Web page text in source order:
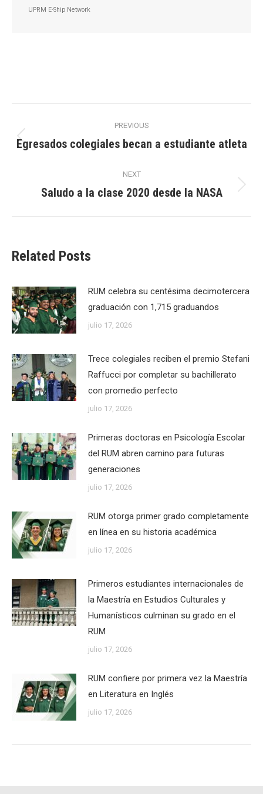
UPRM E-Ship Network
navigation
PREVIOUS
Previous
Egresados colegiales becan a estudiante atleta
NEXT
Next
Saludo a la clase 2020 desde la NASA
Related Posts
RUM celebra su centésima decimotercera
graduación con 1,715 graduandos
julio 17, 2026
Trece colegiales reciben el premio Stefani
Raffucci por completar su bachillerato
con promedio perfecto
julio 17, 2026
Primeras doctoras en Psicología Escolar
del RUM abren camino para futuras
generaciones
julio 17, 2026
RUM otorga primer grado completamente
en línea en su historia académica
julio 17, 2026
Primeros estudiantes internacionales de
la Maestría en Estudios Culturales y
Humanísticos culminan su grado en el
RUM
julio 17, 2026
RUM confiere por primera vez la Maestría
en Literatura en Inglés
julio 17, 2026